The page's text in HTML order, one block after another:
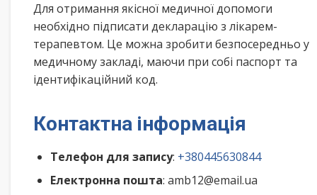
Для отримання якісної медичної допомоги
необхідно підписати декларацію з лікарем-
терапевтом. Це можна зробити безпосередньо у
медичному закладі, маючи при собі паспорт та
ідентифікаційний код.
Контактна інформація
Телефон для запису: +380445630844
Електронна пошта: amb12@email.ua